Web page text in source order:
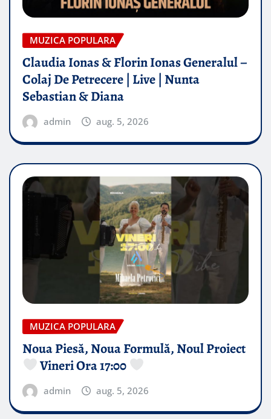
MUZICA POPULARA
Claudia Ionas & Florin Ionas Generalul –
Colaj De Petrecere | Live | Nunta
Sebastian & Diana
admin aug. 5, 2026
MUZICA POPULARA
Noua Piesă, Noua Formulă, Noul Proiect
Vineri Ora 17:00
admin aug. 5, 2026